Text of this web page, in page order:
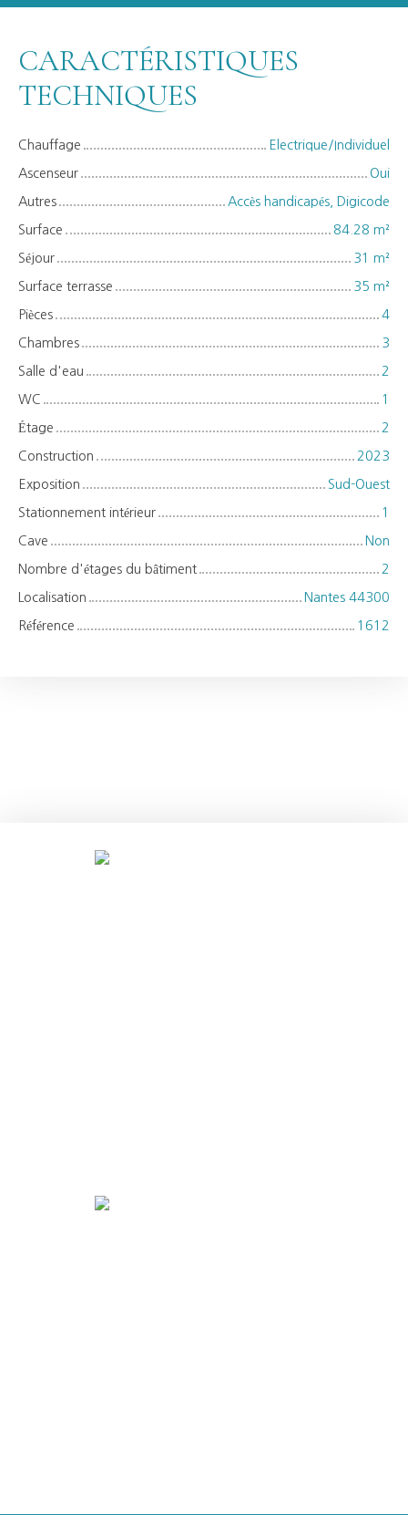
CARACTÉRISTIQUES
TECHNIQUES
Chauffage Electrique/Individuel
Ascenseur Oui
Autres Accès handicapés, Digicode
Surface 84.28 m²
Séjour 31 m²
Surface terrasse 35 m²
Pièces 4
Chambres 3
Salle d'eau 2
WC 1
Étage 2
Construction 2023
Exposition Sud-Ouest
Stationnement intérieur 1
Cave Non
Nombre d'étages du bâtiment 2
Localisation Nantes 44300
Référence 1612